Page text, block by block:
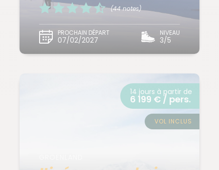
(44 notes)
PROCHAIN DÉPART
07/02/2027
NIVEAU
3/5
14 jours à partir de
6 199 € / pers.
VOL INCLUS